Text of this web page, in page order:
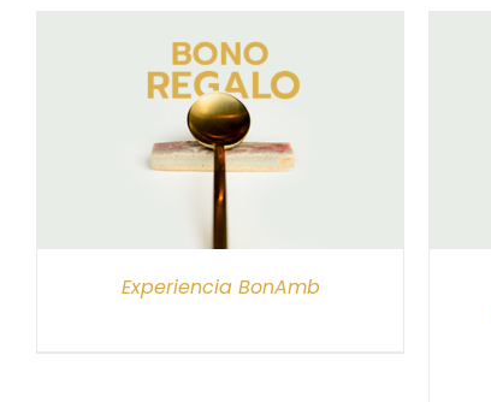
Experiencia BonAmb
SELECCIONAR IMPORTE